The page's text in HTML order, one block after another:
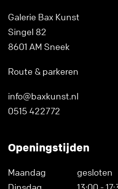
Galerie Bax Kunst
Singel 82
8601 AM Sneek
Route & parkeren
info@baxkunst.nl
0515 422772
Openingstijden
Maandag
gesloten